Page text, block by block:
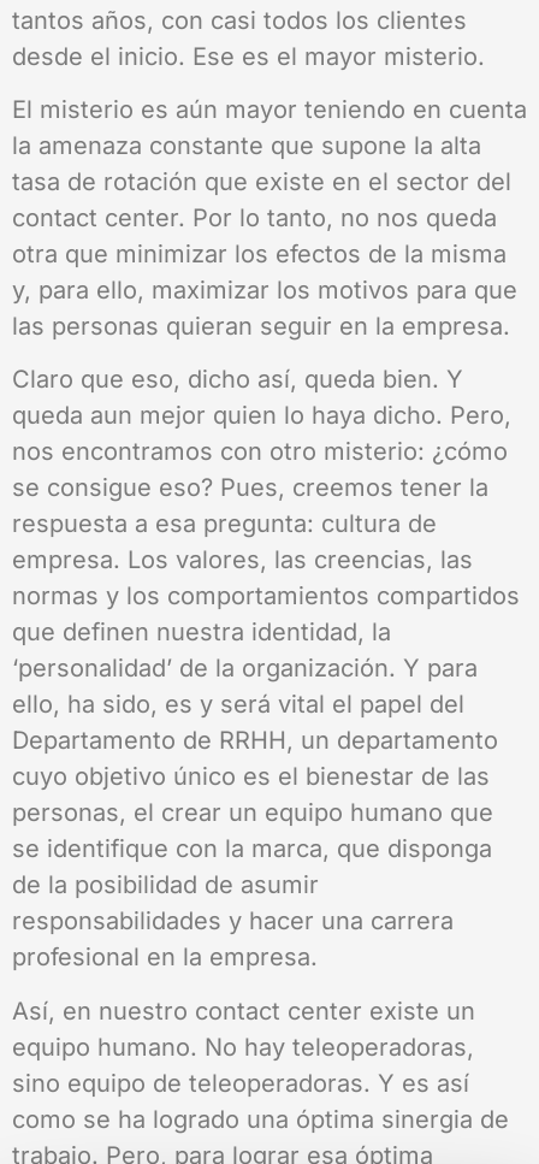
tantos años, con casi todos los clientes
desde el inicio. Ese es el mayor misterio.
El misterio es aún mayor teniendo en cuenta
la amenaza constante que supone la alta
tasa de rotación que existe en el sector del
contact center. Por lo tanto, no nos queda
otra que minimizar los efectos de la misma
y, para ello, maximizar los motivos para que
las personas quieran seguir en la empresa.
Claro que eso, dicho así, queda bien. Y
queda aun mejor quien lo haya dicho. Pero,
nos encontramos con otro misterio: ¿cómo
se consigue eso? Pues, creemos tener la
respuesta a esa pregunta: cultura de
empresa. Los valores, las creencias, las
normas y los comportamientos compartidos
que definen nuestra identidad, la
‘personalidad’ de la organización. Y para
ello, ha sido, es y será vital el papel del
Departamento de RRHH, un departamento
cuyo objetivo único es el bienestar de las
personas, el crear un equipo humano que
se identifique con la marca, que disponga
de la posibilidad de asumir
responsabilidades y hacer una carrera
profesional en la empresa.
Así, en nuestro contact center existe un
equipo humano. No hay teleoperadoras,
sino equipo de teleoperadoras. Y es así
como se ha logrado una óptima sinergia de
trabajo. Pero, para lograr esa óptima